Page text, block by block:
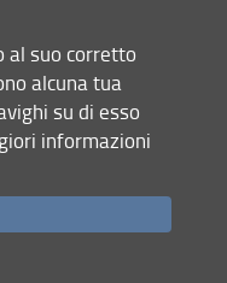
LINGUA
l’acquisizione di
a quello
di tale livello,
al suo corretto
alcuna tua
su di esso
informazioni